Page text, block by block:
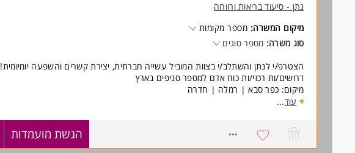
נתן - סיעוד בריאות ורווחה
מיקום המשרה: מספר מקומות
סוג משרה: מספר סוגים
הצטרפ/י לנתן והשתלב/י בצוות המוביל עשייה חברתית, יצירת קשרים והשפעה יומיומית!
דרושים/ות רכזי/ות כוח אדם למספר סניפים בארץ
מיקום: כפר סבא | רמלה | חדרה
במסגרת התפקיד:
התאמת מטפלים למטופלים תוך הבנה של צרכי הלקוחות
אחריות על תהליכי אדמיניסטרציה בסניף כגון דוחות, קבלת קהל ותיאומים.
עוד...
הגשת מועמדות